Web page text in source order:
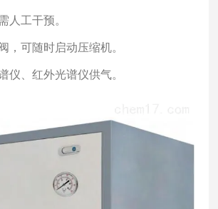
人工干预。
，可随时启动压缩机。
仪、红外光谱仪供气。